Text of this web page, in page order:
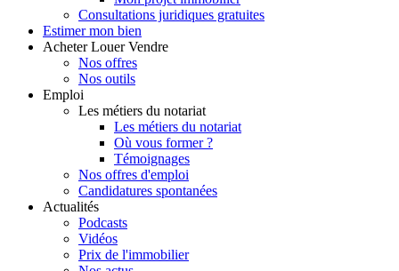
Consultations juridiques gratuites
Estimer mon bien
Acheter Louer Vendre
Nos offres
Nos outils
Emploi
Les métiers du notariat
Les métiers du notariat
Où vous former ?
Témoignages
Nos offres d'emploi
Candidatures spontanées
Actualités
Podcasts
Vidéos
Prix de l'immobilier